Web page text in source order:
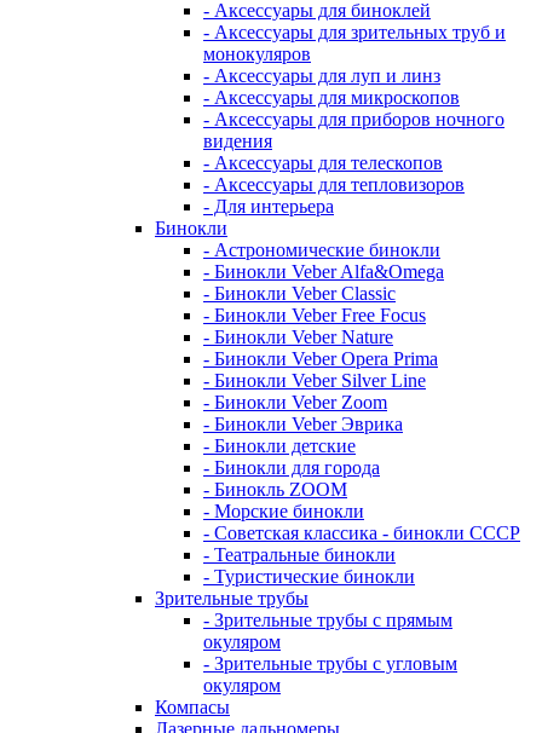
- Аксессуары для биноклей
- Аксессуары для зрительных труб и
монокуляров
- Аксессуары для луп и линз
- Аксессуары для микроскопов
- Аксессуары для приборов ночного
видения
- Аксессуары для телескопов
- Аксессуары для тепловизоров
- Для интерьера
Бинокли
- Астрономические бинокли
- Бинокли Veber Alfa&Omega
- Бинокли Veber Classic
- Бинокли Veber Free Focus
- Бинокли Veber Nature
- Бинокли Veber Opera Prima
- Бинокли Veber Silver Line
- Бинокли Veber Zoom
- Бинокли Veber Эврика
- Бинокли детские
- Бинокли для города
- Бинокль ZOOM
- Морские бинокли
- Советская классика - бинокли СССР
- Театральные бинокли
- Туристические бинокли
Зрительные трубы
- Зрительные трубы с прямым
окуляром
- Зрительные трубы с угловым
окуляром
Компасы
Лазерные дальномеры